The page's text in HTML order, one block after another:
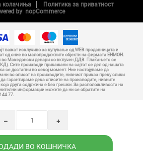
i
h
колачиња
Политика за приватност
by nopCommerce
важат исклучиво за купување од WEB продавницата и
од оние во малопродажните објекти на фирмата ЕНМОН.
во Македонски денари со вклучен ДДВ. Плаќањето се
Сите производи прикажани на сајтот се дел од нашата
се достапни во секој момент. Ние настојуваме да
во описот на производите, нивниот приказ преку слики
гарантираме дека описите на производите, нивните
друга содржина е без грешки. За расположливоста на
информации можете да ни се обратите на
44 77.